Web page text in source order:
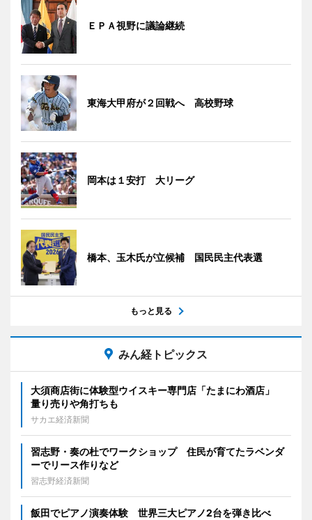
ＥＰＡ視野に議論継続
東海大甲府が２回戦へ 高校野球
岡本は１安打 大リーグ
橋本、玉木氏が立候補 国民民主代表選
もっと見る
みん経トピックス
大須商店街に体験型ウイスキー専門店「たまにわ酒店」
量り売りや角打ちも
サカエ経済新聞
習志野・奏の杜でワークショップ 住民が育てたラベンダ
ーでリース作りなど
習志野経済新聞
飯田でピアノ演奏体験 世界三大ピアノ2台を弾き比べ